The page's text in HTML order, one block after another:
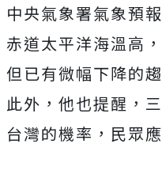
中央氣象署氣象預
赤道太平洋海溫高
但已有微幅下降的
此外，他也提醒，
台灣的機率，民眾